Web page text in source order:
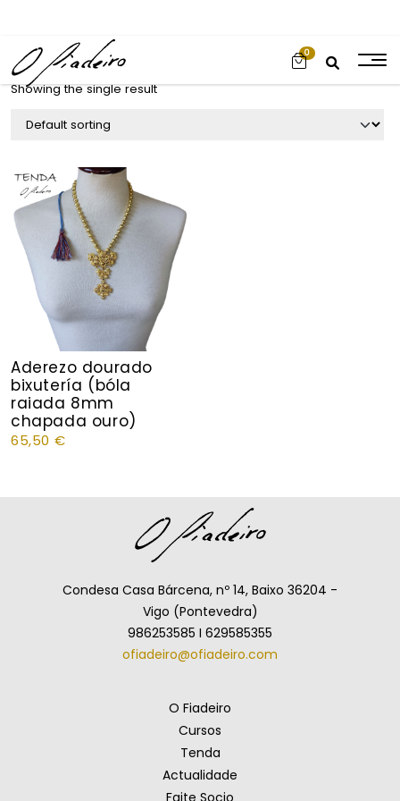
0
Showing the single result
Aderezo dourado
bixutería (bóla
raiada 8mm
chapada ouro)
65,50 €
Condesa Casa Bárcena, nº 14, Baixo 36204 -
Vigo (Pontevedra)
986253585 I 629585355
ofiadeiro@ofiadeiro.com
O Fiadeiro
Cursos
Tenda
Actualidade